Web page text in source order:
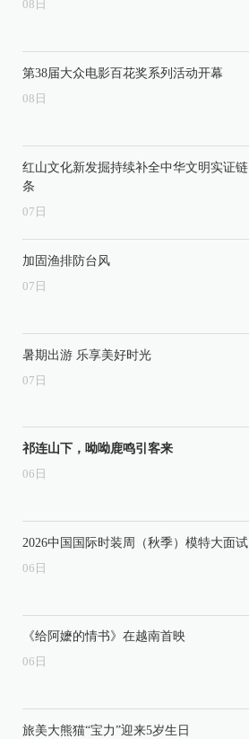
08 日
第38届大众电影百花奖系列活动开幕
08 日
红山文化新发掘持续补全中华文明实证链
条
07 日
加固渔排防台风
07 日
暑期出游 乐享美好时光
07 日
祁连山下，呦呦鹿鸣引客来
06 日
2026中国国际时装周（秋季）模特大面试
06 日
《给阿嬷的情书》在越南首映
06 日
旅美大熊猫“宝力”迎来5岁生日